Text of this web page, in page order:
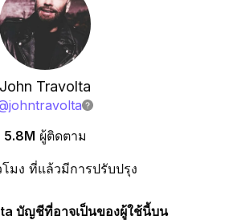
John Travolta
johntravolta
5.8M ผู้ติดตาม
โมง ที่แล้วมีการปรับปรุง
บัญชีที่อาจเป็นของผู้ใช้นี้บน